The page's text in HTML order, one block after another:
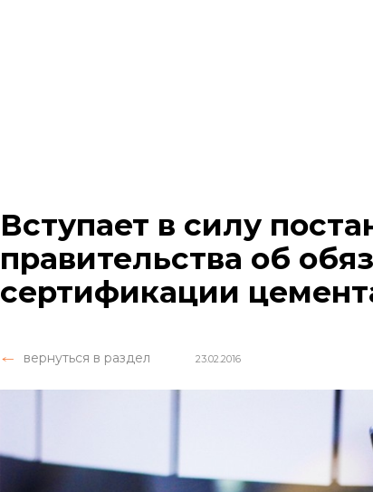
Вступает в силу
правительства об
сертификации
вернуться в раздел 23.02.2016